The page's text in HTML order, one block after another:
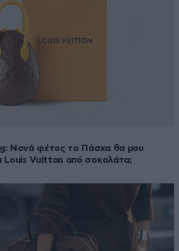
Noνά φέτος το Πάσχα θα μου
Louis Vuitton από σοκολάτα;